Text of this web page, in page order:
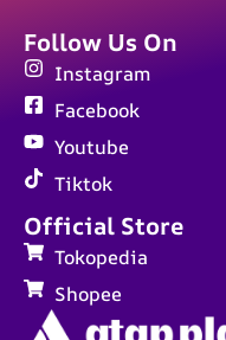
Official Store
Tokopedia
Shopee
Follow Us On
Instagram
Facebook
Youtube
Tiktok